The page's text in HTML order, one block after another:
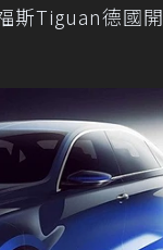
斯Tiguan德國開